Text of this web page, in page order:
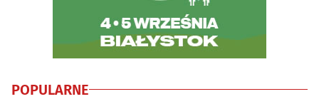
POPULARNE